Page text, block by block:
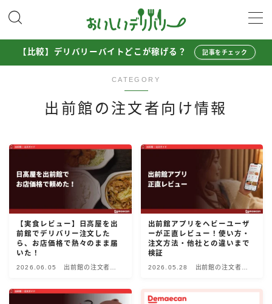
MENU
Uber Eats配達員ガイド
menu配達員ガイド
ロケットナウ配達員ガイド
配達員272人アンケート調査
収入シミュレーター
配達員の体験談・口コミ
お得に注文する
Uber Eatsの注文ガイド
【比較】デリバリーバイトどこが稼げる？ 記事をチェック
CATEGORY
出前館の注文者向け情報
【実食レビュー】日高屋を出
前館でデリバリー注文した
ら、お店価格で熱々のまま届
いた！
2026.06.05
出前館の注文者向
出前館アプリをヘビーユーザ
ーが正直レビュー！使い方・
注文方法・他社との違いまで
検証
2026.05.28
出前館の注文者向